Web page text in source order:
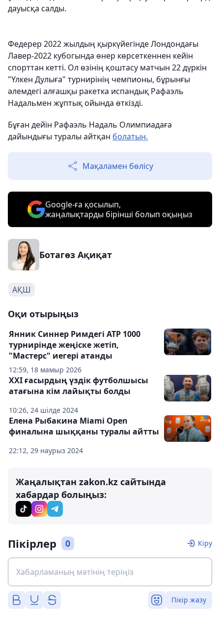
дауысқа салды.
Федерер 2022 жылдың қыркүйегінде Лондондағы
Лавер-2022 кубогында өнер көрсеткеннен кейін
спорттан кетті. Ол өзінің қоштасу матчын 22 дүркін
"Үлкен Дулыға" турнирінің чемпионы, бұрынғы
әлемдегі алғашқы ракетка испандық Рафаэль
Надальмен жұптық ойында өткізді.
Бұған дейін Рафаэль Надаль Олимпиадаға
дайындығы туралы айтқан болатын.
Мақаламен бөлісу
Google-ға қосылып,
жаңалықтарды бірінші болып оқыңыз
Ботагөз Ақиқат
АҚШ
Оқи отырыңыз
12:59, 18 мамыр 2026
Янник Синнер Римдегі ATP 1000
турнирінде жеңіске жетіп,
"Мастерс" иегері атанды
10:26, 24 шілде 2024
ХХІ ғасырдың үздік футболшысы
атағына кім лайықты болды
22:12, 29 наурыз 2024
Елена Рыбакина Miami Open
финалына шыққаны туралы айтты
Жаңалықтан zakon.kz сайтында
хабардар болыңыз:
Пікірлер 0 Кіру
Пікір жазу